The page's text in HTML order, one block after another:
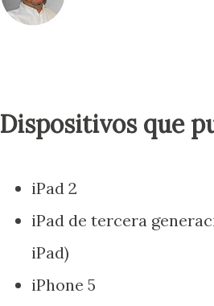
Dispositivos que
iPad 2
iPad de tercera
iPad)
iPhone 5